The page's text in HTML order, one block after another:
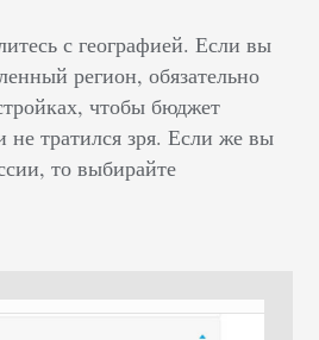
с географией. Если вы
регион, обязательно
чтобы бюджет
не тратился зря. Если же вы
то выбирайте